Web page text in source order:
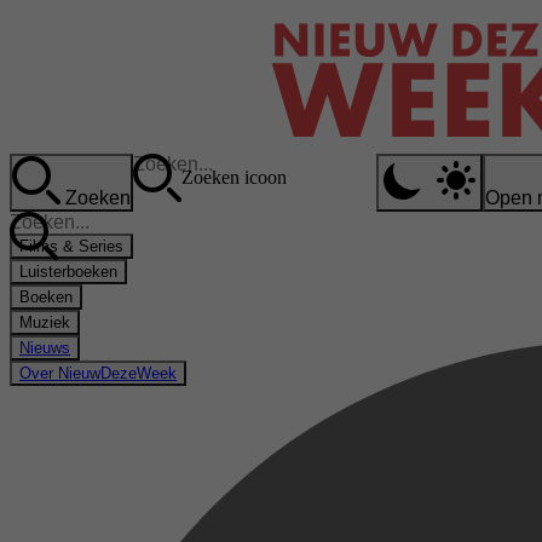
Zoeken
Zoeken icoon
Open
Films & Series
Luisterboeken
Boeken
Muziek
Nieuws
Over NieuwDezeWeek